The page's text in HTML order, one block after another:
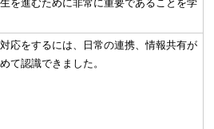
を進むために非常に重要であることを学
応をするには、日常の連携、情報共有が
て認識できました。